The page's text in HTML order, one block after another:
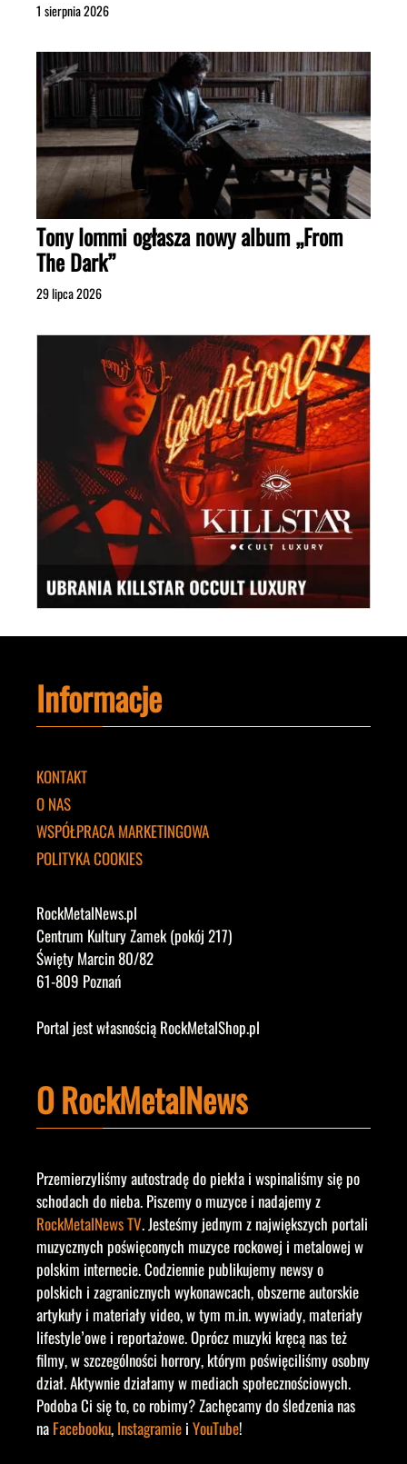
1 sierpnia 2026
Tony Iommi ogłasza nowy album „From
The Dark”
29 lipca 2026
Informacje
KONTAKT
O NAS
WSPÓŁPRACA MARKETINGOWA
POLITYKA COOKIES
RockMetalNews.pl
Centrum Kultury Zamek (pokój 217)
Święty Marcin 80/82
61-809 Poznań
Portal jest własnością RockMetalShop.pl
O RockMetalNews
Przemierzyliśmy autostradę do piekła i wspinaliśmy się po
schodach do nieba. Piszemy o muzyce i nadajemy z
RockMetalNews TV. Jesteśmy jednym z największych portali
muzycznych poświęconych muzyce rockowej i metalowej w
polskim internecie. Codziennie publikujemy newsy o
polskich i zagranicznych wykonawcach, obszerne autorskie
artykuły i materiały video, w tym m.in. wywiady, materiały
lifestyle’owe i reportażowe. Oprócz muzyki kręcą nas też
filmy, w szczególności horrory, którym poświęciliśmy osobny
dział. Aktywnie działamy w mediach społecznościowych.
Podoba Ci się to, co robimy? Zachęcamy do śledzenia nas
na Facebooku, Instagramie i YouTube!